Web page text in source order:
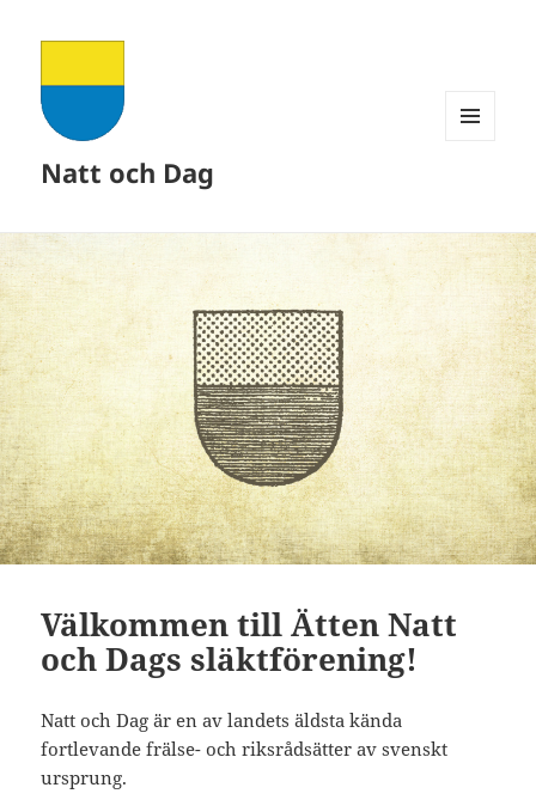
Natt och Dag
Välkommen till Ätten Natt
och Dags släktförening!
Natt och Dag är en av landets äldsta kända
fortlevande frälse- och riksrådsätter av svenskt
ursprung.